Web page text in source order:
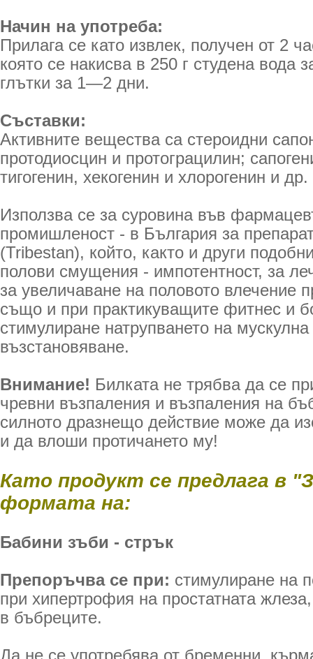
Начин на употреба:
Прилага се като извлек, получен от 2
която се накисва в 250 г студена вода
глътки за 1—2 дни.
Съставки:
Активните вещества са стероидни
протодиосцин и протограцилин;
тигогенин, хекогенин и хлорогенин и др.
Използва се за суровина във
промишленост - в България за
(Tribestan), който, както и други
полови смущения - импотентност, за
за увеличаване на половото влечение
също и при практикуващите фитнес и
стимулиране натрупването на
възстановяване.
Внимание! Билката не трябва да се
чревни възпаления и възпаления на
силното дразнещо действие може да
и да влоши протичането му!
Като продукт се предлага в
формата на:
Бабини зъби - стрък
Препоръчва се при: стимулиране на
при хипертрофия на простатната
в бъбреците.